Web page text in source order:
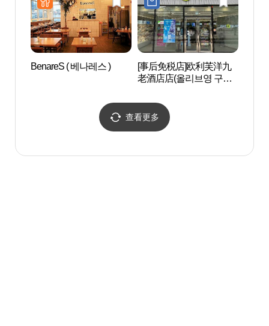
BenareS ( 베나레스 )
[事后免税店]欧利芙洋九
老酒店店(올리브영 구로
查看更多